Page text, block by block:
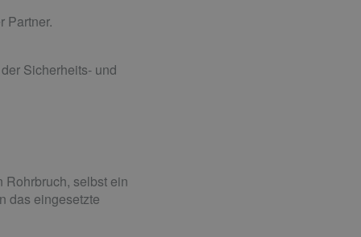
Partner.
Sicherheits- und
Rohrbruch, selbst ein
das eingesetzte